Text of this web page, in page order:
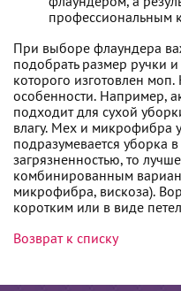
флаундером, а
профессиональным
При выборе флаундера
подобрать размер ручки
которого изготовлен
особенности. Например,
подходит для сухой
влагу. Мех и микрофибра
подразумевается
загрязненностью, то
комбинированным
микрофибра, вискоза).
коротким или в виде
Возврат к списку